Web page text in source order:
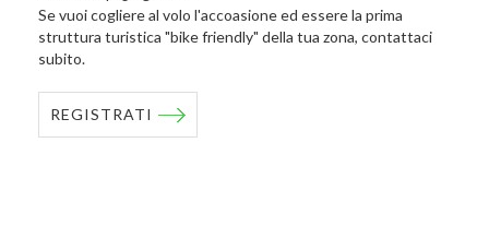
Se vuoi cogliere al volo l'accoasione ed essere la prima
struttura turistica "bike friendly" della tua zona, contattaci
subito.
REGISTRATI